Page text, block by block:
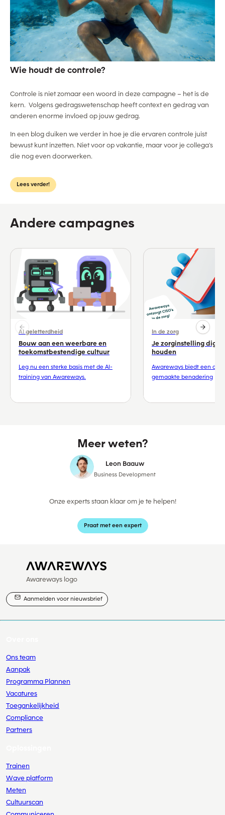
Wie houdt de controle?
Controle is niet zomaar een woord in deze campagne – het is de
kern. Volgens gedragswetenschap heeft context en gedrag van
anderen enorme invloed op jouw gedrag.
In een blog duiken we verder in hoe je die ervaren controle juist
bewust kunt inzetten. Niet voor op vakantie, maar voor je collega’s
die nog even doorwerken.
Lees verder!
Andere campagnes
AI geletterdheid
Bouw aan een weerbare en
toekomstbestendige cultuur
Leg nu een sterke basis met de AI-
training van Awareways.
In de zorg
Je zorginstelling
houden
Awareways biedt een op
gemaakte benadering
Meer weten?
Leon Baauw
Business Development
Onze experts staan klaar om je te helpen!
Praat met een expert
Awareways logo
Aanmelden voor nieuwsbrief
Ons team
Aanpak
Programma Plannen
Vacatures
Toegankelijkheid
Compliance
Partners
Trainen
Wave platform
Meten
Cultuurscan